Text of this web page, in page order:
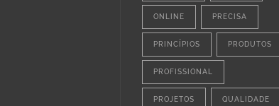
ONLINE PRECISA
PRINCÍPIOS PRODUTOS
PROFISSIONAL
PROJETOS QUALIDADE